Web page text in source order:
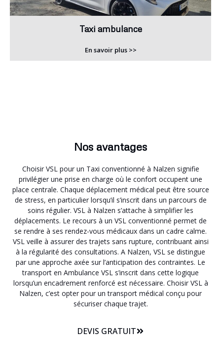
Taxi ambulance
En savoir plus >>
Nos avantages
Choisir VSL pour un Taxi conventionné à Nalzen signifie
privilégier une prise en charge où le confort occupent une
place centrale. Chaque déplacement médical peut être source
de stress, en particulier lorsqu’il s’inscrit dans un parcours de
soins régulier. VSL à Nalzen s’attache à simplifier les
déplacements. Le recours à un VSL conventionné permet de
se rendre à ses rendez-vous médicaux dans un cadre calme.
VSL veille à assurer des trajets sans rupture, contribuant ainsi
à la régularité des consultations. A Nalzen, VSL se distingue
par une approche axée sur l’anticipation des contraintes. Le
transport en Ambulance VSL s’inscrit dans cette logique
lorsqu’un encadrement renforcé est nécessaire. Choisir VSL à
Nalzen, c’est opter pour un transport médical conçu pour
sécuriser chaque trajet.
DEVIS GRATUIT